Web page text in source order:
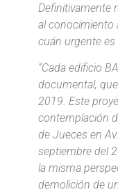
Definitivamente
al conocimiento
cuán urgente
“Cada edificio
documental,
2019. Este
contemplación
de Jueces en
septiembre del
la misma
demolición de